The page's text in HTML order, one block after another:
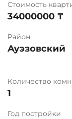
Стоимость
34000000 ₸
Район
Ауэзовский
Количество
1
Год постройки